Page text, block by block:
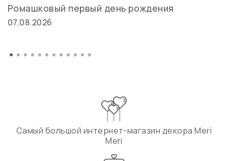
Ромашковый первый день рождения
07.08.2026
Самый большой интернет-магазин декора Meri
Meri